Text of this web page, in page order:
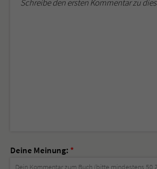
Schreibe den ersten Kommentar zu
Deine Meinung: *